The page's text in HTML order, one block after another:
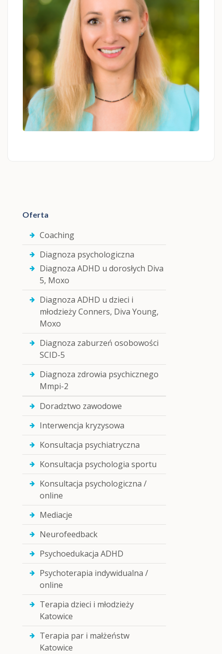
Oferta
Coaching
Diagnoza psychologiczna
Diagnoza ADHD u dorosłych Diva
5, Moxo
Diagnoza ADHD u dzieci i
młodzieży Conners, Diva Young,
Moxo
Diagnoza zaburzeń osobowości
SCID-5
Diagnoza zdrowia psychicznego
Mmpi-2
Doradztwo zawodowe
Interwencja kryzysowa
Konsultacja psychiatryczna
Konsultacja psychologia sportu
Konsultacja psychologiczna /
online
Mediacje
Neurofeedback
Psychoedukacja ADHD
Psychoterapia indywidualna /
online
Terapia dzieci i młodzieży
Katowice
Terapia par i małżeństw
Katowice